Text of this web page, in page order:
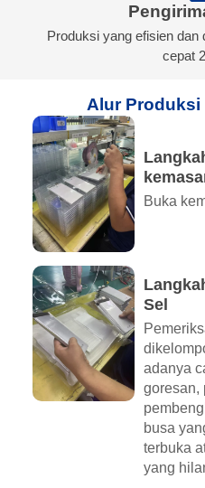
Produksi yang efisien
cepat
Alur Produksi
Buka
Sel
adanya
goresan,
busa
terbuka
yang